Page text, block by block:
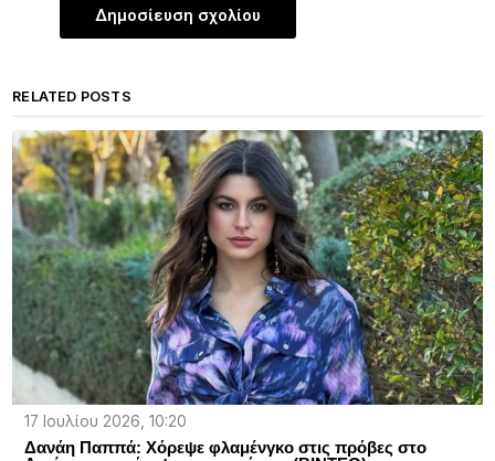
RELATED POSTS
17 Ιουλίου 2026, 10:20
Δανάη Παππά: Χόρεψε φλαμένγκο στις πρόβες στο